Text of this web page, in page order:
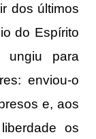
dos últimos
do Espírito
para
enviou-o
e, aos
os